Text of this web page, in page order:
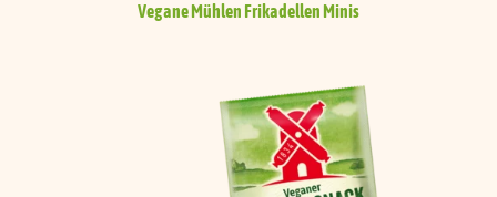
Vegane Mühlen Frikadellen Minis